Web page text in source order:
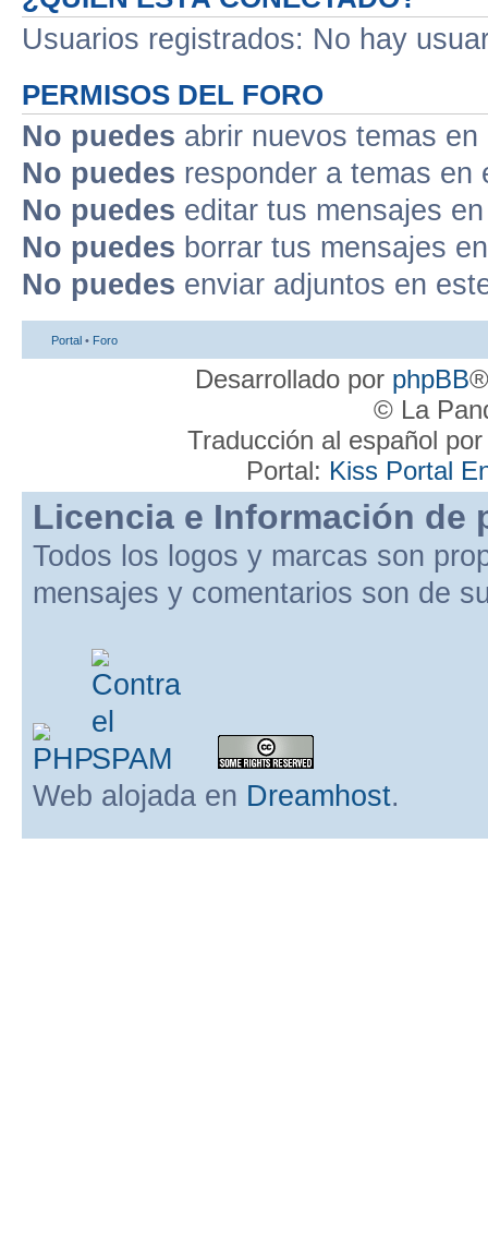
Usuarios registrados: No hay
PERMISOS DEL FORO
No puedes abrir nuevos temas
No puedes responder a temas en
No puedes editar tus mensajes
No puedes borrar tus mensajes
No puedes enviar adjuntos en
Portal • Foro
Desarrollado por phpBB
© La
Traducción al español
Portal: Kiss Portal
Licencia e Información de
Todos los logos y marcas son
mensajes y comentarios son de
Web alojada en Dreamhost.